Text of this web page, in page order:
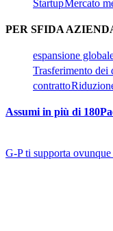
Startup​​Mercato
PER SFIDA
espansione
Trasferimento dei
contratto​​
Assumi in più di
G-P ti supporta ovunque